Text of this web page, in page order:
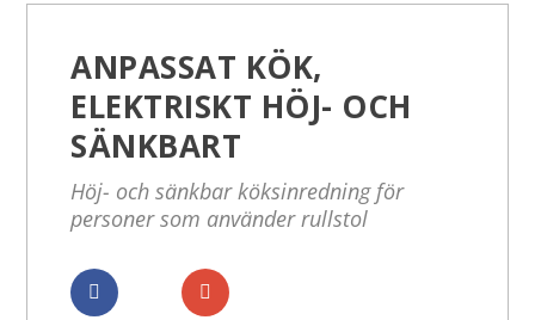
ANPASSAT KÖK,
ELEKTRISKT HÖJ- OCH
SÄNKBART
Höj- och sänkbar köksinredning för
personer som använder rullstol